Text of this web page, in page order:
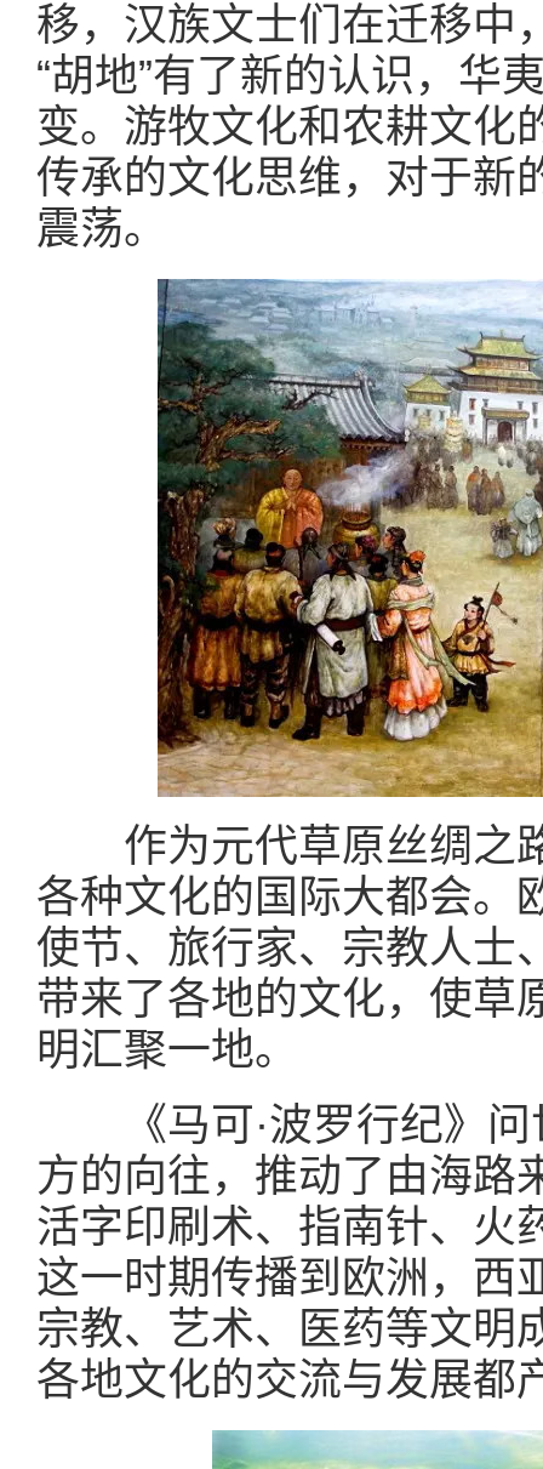
移，汉族文士们在迁移中
“胡地”有了新的认识，华
变。游牧文化和农耕文化
传承的文化思维，对于新
震荡。
作为元代草原丝绸之
各种文化的国际大都会。
使节、旅行家、宗教人士
带来了各地的文化，使草
明汇聚一地。
《马可·波罗行纪》问
方的向往，推动了由海路
活字印刷术、指南针、火
这一时期传播到欧洲，西
宗教、艺术、医药等文明
各地文化的交流与发展都